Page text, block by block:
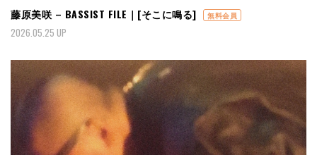
藤原美咲 – BASSIST FILE｜[そこに鳴る]
無料会員
2026.05.25 UP